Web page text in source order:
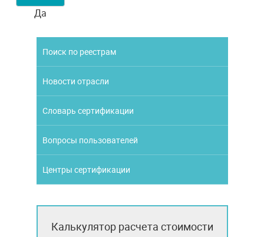
Да
Поиск по реестрам
Новости отрасли
Словарь сертификации
Вопросы пользователей
Центры сертификации
Калькулятор расчета стоимости